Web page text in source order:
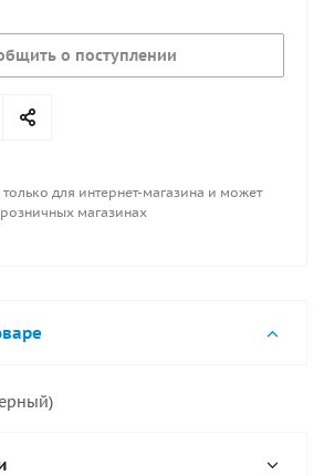
о поступлении
только для интернет-магазина и может
магазинах